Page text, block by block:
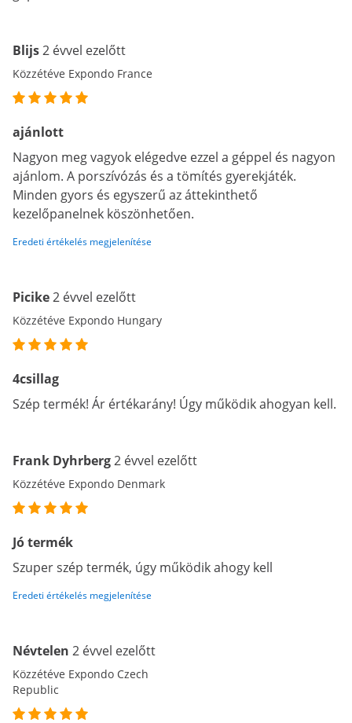
Blijs2 évvel ezelőtt
Közzétéve Expondo France
ajánlott
Nagyon meg vagyok elégedve ezzel a géppel és nagyon
ajánlom. A porszívózás és a tömítés gyerekjáték.
Minden gyors és egyszerű az áttekinthető
kezelőpanelnek köszönhetően.
Eredeti értékelés megjelenítése
Picike2 évvel ezelőtt
Közzétéve Expondo Hungary
4csillag
Szép termék! Ár értékarány! Úgy működik ahogyan kell.
Frank Dyhrberg2 évvel ezelőtt
Közzétéve Expondo Denmark
Jó termék
Szuper szép termék, úgy működik ahogy kell
Eredeti értékelés megjelenítése
Névtelen 2 évvel ezelőtt
Közzétéve Expondo Czech
Republic